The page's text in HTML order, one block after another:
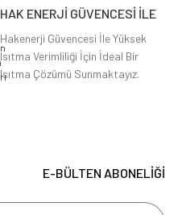
HAK ENERJİ GÜVENCESİ İLE
Hakenerji Güvencesi İle Yüksek
Isıtma Verimliliği İçin İdeal Bir
Isıtma Çözümü Sunmaktayız.
E-BÜLTEN ABONELİĞİ